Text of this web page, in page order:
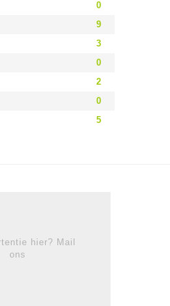
0
9
3
0
2
0
5
hier? Mail
ons